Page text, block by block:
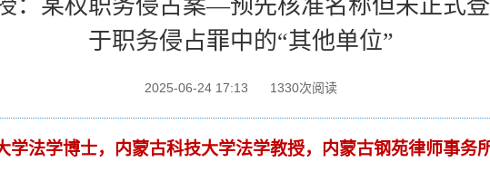
：某权职务侵占案—预先核准名称但未正式
于职务侵占罪中的“其他单位”
2025-06-24 17:13 1330次阅读
学法学博士，内蒙古科技大学法学教授，内蒙古钢苑律师事务